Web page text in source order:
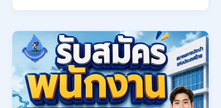
ของ
/
เงิน
เดือน
21780
/
สมัคร
ONLINE
13
ประพฤติ
รับ
สมัค
รบ
งาน
ปวช.
ปวส.
และ
ป.ตรี